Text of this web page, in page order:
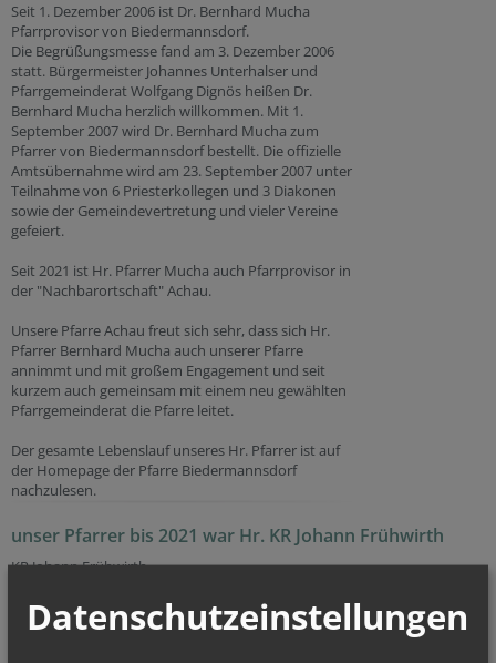
Seit 1. Dezember 2006 ist Dr. Bernhard Mucha
Pfarrprovisor von Biedermannsdorf.
Die Begrüßungsmesse fand am 3. Dezember 2006
statt. Bürgermeister Johannes Unterhalser und
Pfarrgemeinderat Wolfgang Dignös heißen Dr.
Bernhard Mucha herzlich willkommen. Mit 1.
September 2007 wird Dr. Bernhard Mucha zum
Pfarrer von Biedermannsdorf bestellt. Die offizielle
Amtsübernahme wird am 23. September 2007 unter
Teilnahme von 6 Priesterkollegen und 3 Diakonen
sowie der Gemeindevertretung und vieler Vereine
gefeiert.
Seit 2021 ist Hr. Pfarrer Mucha auch Pfarrprovisor in
der "Nachbarortschaft" Achau.
Unsere Pfarre Achau freut sich sehr, dass sich Hr.
Pfarrer Bernhard Mucha auch unserer Pfarre
annimmt und mit großem Engagement und seit
kurzem auch gemeinsam mit einem neu gewählten
Pfarrgemeinderat die Pfarre leitet.
Der gesamte Lebenslauf unseres Hr. Pfarrer ist auf
der Homepage der Pfarre Biedermannsdorf
nachzulesen.
unser Pfarrer bis 2021 war Hr. KR Johann Frühwirth
KR Johann Frühwirth
Datenschutzeinstellungen